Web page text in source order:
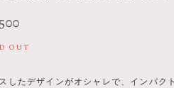
OUT
したデザインがオシャレで、インパク